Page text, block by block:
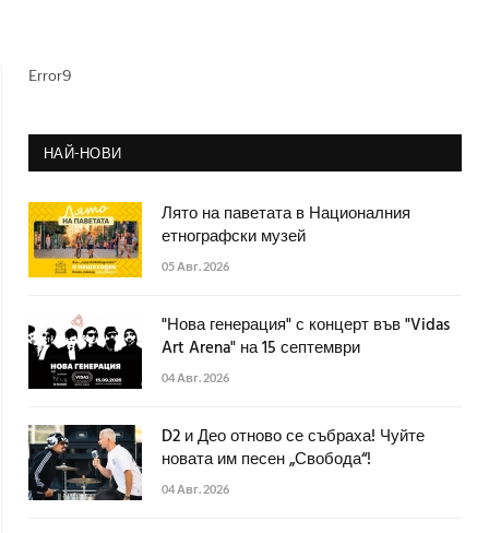
Error9
НАЙ-НОВИ
Лято на паветата в Националния
етнографски музей
05 Авг. 2026
"Нова генерация" с концерт във "Vidas
Art Arena" на 15 септември
04 Авг. 2026
D2 и Део отново се събраха! Чуйте
новата им песен „Свобода“!
04 Авг. 2026